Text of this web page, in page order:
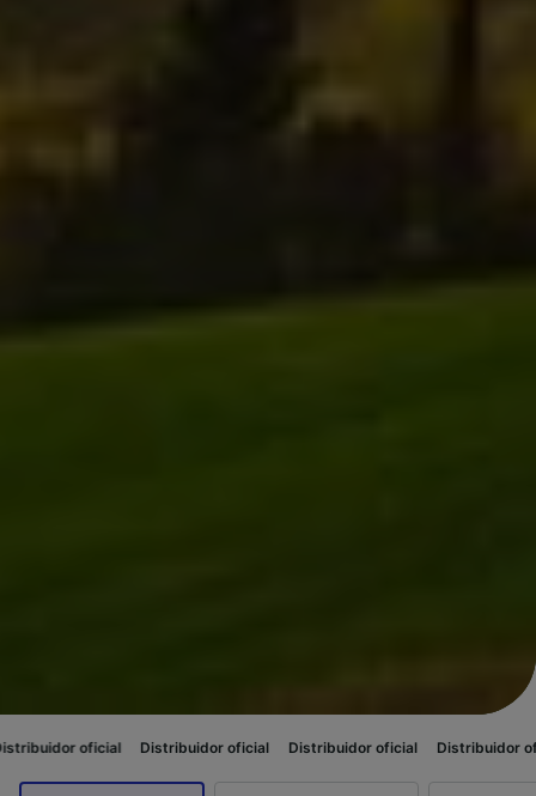
Distribuidor oficial Distribuidor oficial Distribuidor oficial